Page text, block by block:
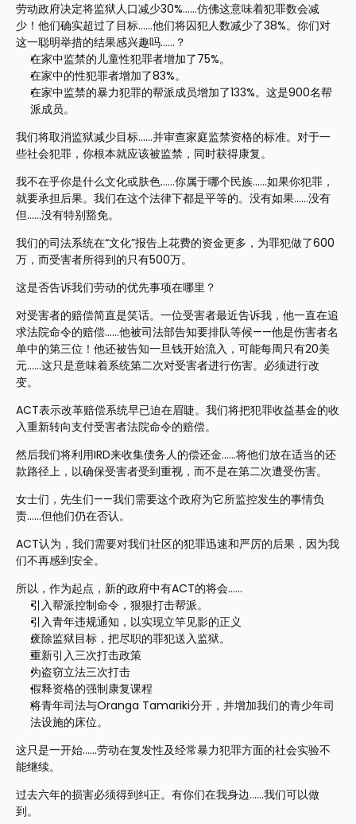
劳动政府决定将监狱人口减少30%……仿佛这意味着犯罪数会减
少！他们确实超过了目标……他们将囚犯人数减少了38%。你们对
这一聪明举措的结果感兴趣吗……？
在家中监禁的儿童性犯罪者增加了75%。
在家中的性犯罪者增加了83%。
在家中监禁的暴力犯罪的帮派成员增加了133%。这是900名帮
派成员。
我们将取消监狱减少目标……并审查家庭监禁资格的标准。对于一
些社会犯罪，你根本就应该被监禁，同时获得康复。
我不在乎你是什么文化或肤色……你属于哪个民族……如果你犯罪，
就要承担后果。我们在这个法律下都是平等的。没有如果……没有
但……没有特别豁免。
我们的司法系统在“文化”报告上花费的资金更多，为罪犯做了600
万，而受害者所得到的只有500万。
这是否告诉我们劳动的优先事项在哪里？
对受害者的赔偿简直是笑话。一位受害者最近告诉我，他一直在追
求法院命令的赔偿……他被司法部告知要排队等候——他是伤害者名
单中的第三位！他还被告知一旦钱开始流入，可能每周只有20美
元……这只是意味着系统第二次对受害者进行伤害。必须进行改
变。
ACT表示改革赔偿系统早已迫在眉睫。我们将把犯罪收益基金的收
入重新转向支付受害者法院命令的赔偿。
然后我们将利用IRD来收集债务人的偿还金……将他们放在适当的还
款路径上，以确保受害者受到重视，而不是在第二次遭受伤害。
女士们，先生们——我们需要这个政府为它所监控发生的事情负
责……但他们仍在否认。
ACT认为，我们需要对我们社区的犯罪迅速和严厉的后果，因为我
们不再感到安全。
所以，作为起点，新的政府中有ACT的将会……
引入帮派控制命令，狠狠打击帮派。
引入青年违规通知，以实现立竿见影的正义
废除监狱目标，把尽职的罪犯送入监狱。
重新引入三次打击政策
为盗窃立法三次打击
假释资格的强制康复课程
将青年司法与Oranga Tamariki分开，并增加我们的青少年司
法设施的床位。
这只是一开始……劳动在复发性及经常暴力犯罪方面的社会实验不
能继续。
过去六年的损害必须得到纠正。有你们在我身边……我们可以做
到。